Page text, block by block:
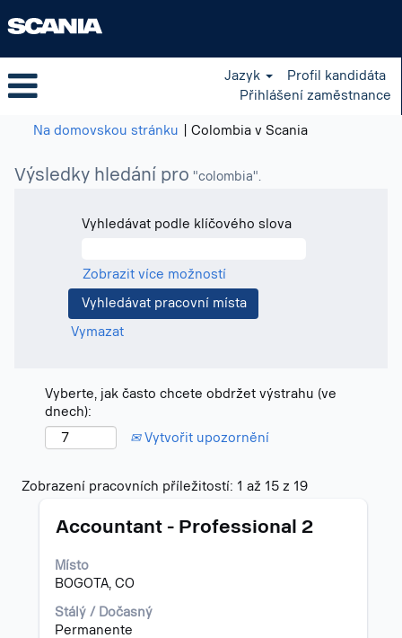
Jazyk
Profil kandidáta
Přihlášení zaměstnance
Na domovskou stránku Colombia v Scania(aktuální
Výsledky hledání pro "colombia".
Vyhledávat podle klíčového slova
Zobrazit více možností
Vymazat
Vyberte, jak často chcete obdržet výstrahu (ve
dnech):
Vytvořit upozornění
Zobrazení pracovních příležitostí: 1 až 15 z 19Výsledky
pro
Titul
Accountant - Professional 2
Místo
BOGOTA, CO
Stálý / Dočasný
Permanente
Vyberte
zobrazení
veškerých
informací
o
profesi.